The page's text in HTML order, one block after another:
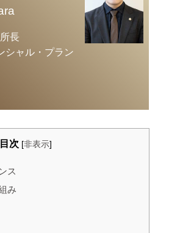
長
シャル・プラン
目次 [非表示]
ス
み